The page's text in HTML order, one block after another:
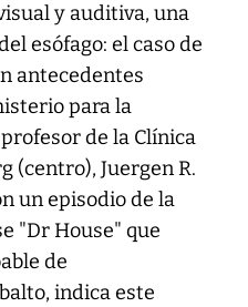
y auditiva, una
esófago: el caso de
antecedentes
para la
de la Clínica
(centro), Juergen R.
un episodio de la
"Dr House" que
de
indica este